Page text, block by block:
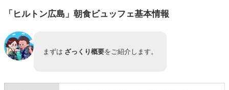
サラダコーナー
洋食コーナー
中華コーナー
「ヒルトン広島」朝食ビュッフェ基本情報
まずは ざっくり概要をご紹介します。